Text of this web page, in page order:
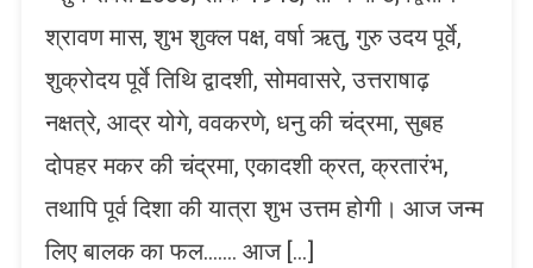
श्रावण मास, शुभ शुक्ल पक्ष, वर्षा ऋतु, गुरु उदय पूर्वे,
शुक्रोदय पूर्वे तिथि द्वादशी, सोमवासरे, उत्तराषाढ़
नक्षत्रे, आद्र योगे, ववकरणे, धनु की चंद्रमा, सुबह
दोपहर मकर की चंद्रमा, एकादशी क्रत, क्रतारंभ,
तथापि पूर्व दिशा की यात्रा शुभ उत्तम होगी। आज जन्म
लिए बालक का फल……. आज […]